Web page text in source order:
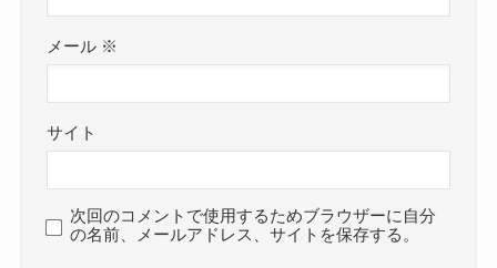
メール ※
サイト
次回のコメントで使用するためブラウザーに自分
の名前、メールアドレス、サイトを保存する。